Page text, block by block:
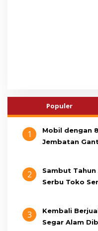
Populer
1
Mobil dengan
Jembatan
2
Sambut Tahun
Serbu Toko
3
Kembali
Segar Alam